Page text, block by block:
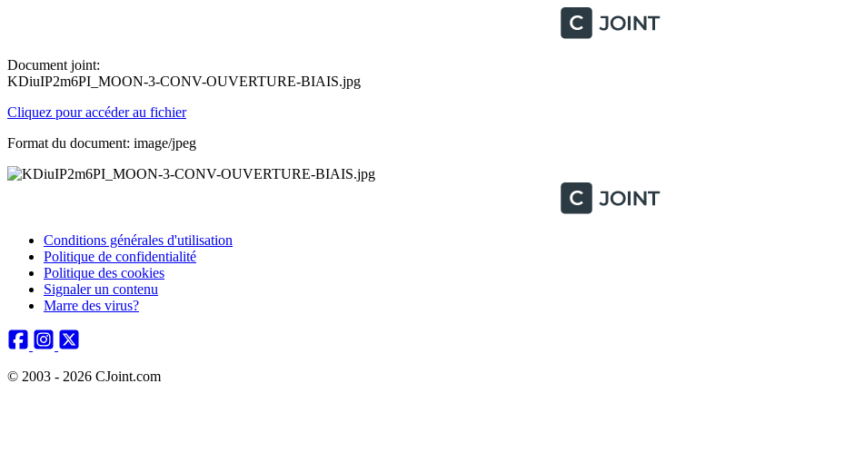
Document joint:
KDiuIP2m6PI_MOON-3-CONV-OUVERTURE-BIAIS.jpg
Cliquez pour accéder au fichier
Format du document: image/jpeg
Conditions générales d'utilisation
Politique de confidentialité
Politique des cookies
Signaler un contenu
Marre des virus?
© 2003 - 2026 CJoint.com